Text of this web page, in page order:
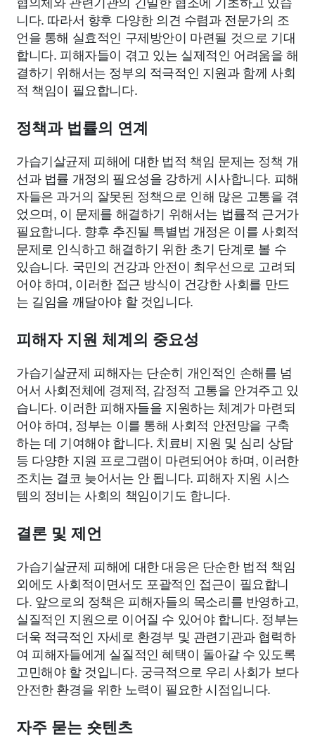
니다. 따라서 향후 다양한 의견 수렴과 전문가의 조
언을 통해 실효적인 구제방안이 마련될 것으로 기대
합니다. 피해자들이 겪고 있는 실제적인 어려움을 해
결하기 위해서는 정부의 적극적인 지원과 함께 사회
적 책임이 필요합니다.
정책과 법률의 연계
가습기살균제 피해에 대한 법적 책임 문제는 정책 개
선과 법률 개정의 필요성을 강하게 시사합니다. 피해
자들은 과거의 잘못된 정책으로 인해 많은 고통을 겪
었으며, 이 문제를 해결하기 위해서는 법률적 근거가
필요합니다. 향후 추진될 특별법 개정은 이를 사회적
문제로 인식하고 해결하기 위한 초기 단계로 볼 수
있습니다. 국민의 건강과 안전이 최우선으로 고려되
어야 하며, 이러한 접근 방식이 건강한 사회를 만드
는 길임을 깨달아야 할 것입니다.
피해자 지원 체계의 중요성
가습기살균제 피해자는 단순히 개인적인 손해를 넘
어서 사회전체에 경제적, 감정적 고통을 안겨주고 있
습니다. 이러한 피해자들을 지원하는 체계가 마련되
어야 하며, 정부는 이를 통해 사회적 안전망을 구축
하는 데 기여해야 합니다. 치료비 지원 및 심리 상담
등 다양한 지원 프로그램이 마련되어야 하며, 이러한
조치는 결코 늦어서는 안 됩니다. 피해자 지원 시스
템의 정비는 사회의 책임이기도 합니다.
결론 및 제언
가습기살균제 피해에 대한 대응은 단순한 법적 책임
외에도 사회적이면서도 포괄적인 접근이 필요합니
다. 앞으로의 정책은 피해자들의 목소리를 반영하고,
실질적인 지원으로 이어질 수 있어야 합니다. 정부는
더욱 적극적인 자세로 환경부 및 관련기관과 협력하
여 피해자들에게 실질적인 혜택이 돌아갈 수 있도록
고민해야 할 것입니다. 궁극적으로 우리 사회가 보다
안전한 환경을 위한 노력이 필요한 시점입니다.
자주 묻는 숏텐츠